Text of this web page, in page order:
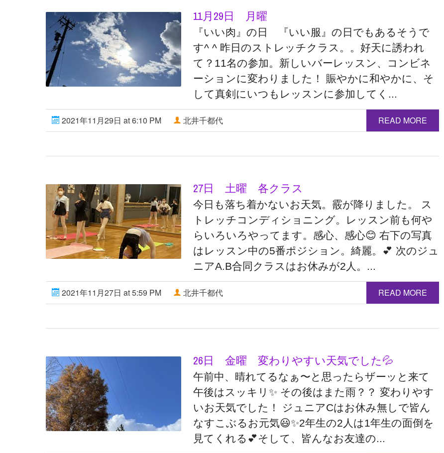
11月29日 月曜
『いい肉』の日 『いい服』の日でもあるそうで
す^ ^ 昨日のストレッチクラス。。好天に誘われ
て？11名の参加。新しいバーレッスン、コンビネ
ーションに変わりました！ 賑やかに和やかに、そ
して真剣にいつもレッスンに参加してく...
2021年11月29日 at 6:10 PM 北井千都代 READ MORE
27日 土曜 各クラス
今日も落ち着かないお天気。霰が降りました。 ス
トレッチコンディショニング。レッスン前も何や
らいろいろやってます。感心、感心😊 右下の写真
はレッスン中の5番ポジション。綺麗。💕 次のジュ
ニアA.B合同クラスはお休みが2人。...
2021年11月27日 at 5:59 PM 北井千都代 READ MORE
26日 金曜 変わりやすい天気でした💦
午前中、晴れてるなぁ〜と思ったらザーッと来て
午後はスッキリ✨ その後はまた雨？？ 変わりやす
いお天気でした！ ジュニアCはお休み無しで皆ん
なすこぶるお元気😃✨2年生の2人は1年生の面倒を
見てくれる💕そして、皆んなお友達の...